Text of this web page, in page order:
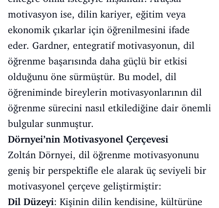
motivasyon ise, dilin kariyer, eğitim veya
ekonomik çıkarlar için öğrenilmesini ifade
eder. Gardner, entegratif motivasyonun, dil
öğrenme başarısında daha güçlü bir etkisi
olduğunu öne sürmüştür. Bu model, dil
öğreniminde bireylerin motivasyonlarının dil
öğrenme sürecini nasıl etkilediğine dair önemli
bulgular sunmuştur.
Dörnyei’nin Motivasyonel Çerçevesi
Zoltán Dörnyei, dil öğrenme motivasyonunu
geniş bir perspektifle ele alarak üç seviyeli bir
motivasyonel çerçeve geliştirmiştir:
Dil Düzeyi: Kişinin dilin kendisine, kültürüne